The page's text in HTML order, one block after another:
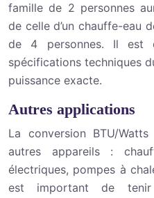
famille de 2 personnes
de celle d’un chauffe-eau
de 4 personnes. Il est
spécifications techniques
puissance exacte.
Autres applications
La conversion BTU/
autres appareils :
électriques, pompes à
est important de